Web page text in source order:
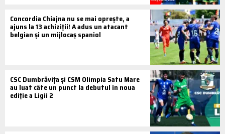
Concordia Chiajna nu se mai oprește, a
ajuns la 13 achiziții! A adus un atacant
belgian și un mijlocaș spaniol
CSC Dumbrăvița și CSM Olimpia Satu Mare
au luat câte un punct la debutul în noua
ediție a Ligii 2